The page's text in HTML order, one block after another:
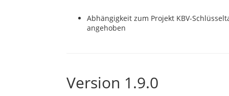
Abhängigkeit zum Projekt KBV-
angehoben
Version 1.9.0